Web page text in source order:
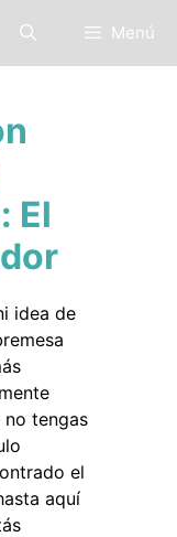
Menú
El
idea de
tengas
el
aquí